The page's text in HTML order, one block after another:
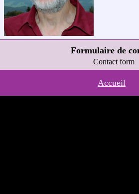
Formulaire de
Contact form
Accueil